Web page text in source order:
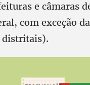
e câmaras
com exceção
distritais).